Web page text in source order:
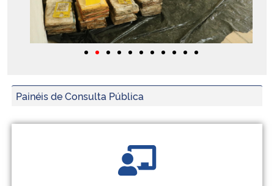
Painéis de Consulta Pública